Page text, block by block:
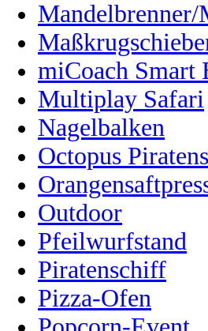
Mandelbrenner/
miCoach Smart
Multiplay Safari
Nagelbalken
Octopus
Outdoor
Pfeilwurfstand
Piratenschiff
Pizza-Ofen